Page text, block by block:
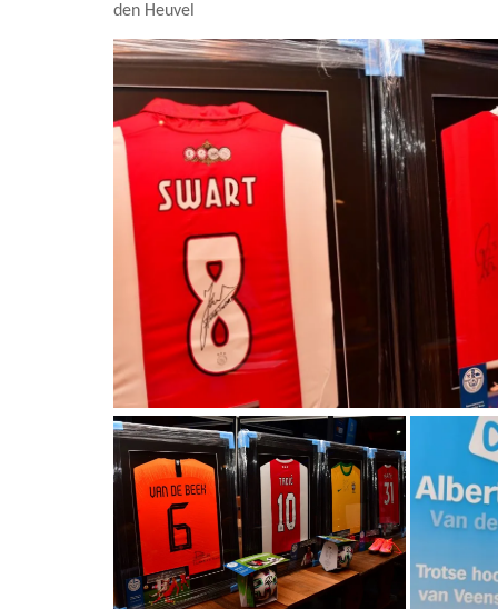
den Heuvel